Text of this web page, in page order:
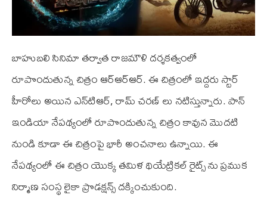
బాహుబలి సినిమా తర్వాత రాజమౌళి దర్శకత్వంలో
రూపొందుతున్న చిత్రం ఆర్‌ఆర్‌ఆర్. ఈ చిత్రంలో ఇద్దరు స్టార్
హీరోలు అయిన ఎన్‌టి‌ఆర్, రామ్ చరణ్ లు నటిస్తున్నారు. పాన్
ఇండియా నేపథ్యంలో రూపొందుతున్న చిత్రం కావున మొదటి
నుండి కూడా ఈ చిత్రంపై భారీ అంచనాలు ఉన్నాయి. ఈ
నేపథ్యంలో ఈ చిత్రం యొక్క తమిళ థియేట్రికల్ రైట్స్ ను ప్రముక
నిర్మాణ సంస్థ లైకా ప్రొడక్షన్స్ దక్కించుకుంది.